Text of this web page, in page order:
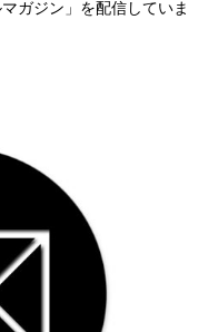
ガジン」を配信していま